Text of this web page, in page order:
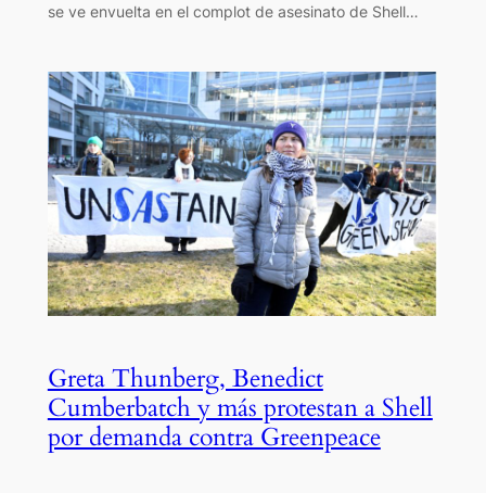
se ve envuelta en el complot de asesinato de Shell…
Greta Thunberg, Benedict
Cumberbatch y más protestan a Shell
por demanda contra Greenpeace